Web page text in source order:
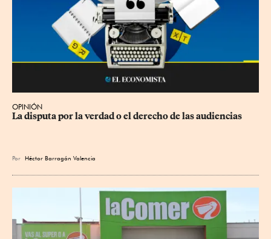
OPINIÓN
La disputa por la verdad o el derecho de las audiencias
Por Héctor Barragán Valencia